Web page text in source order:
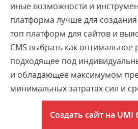
иные возможности и
платформа лучше для создания
топ платформ для сайтов и
CMS выбрать как оптимальное
подходящее под
и обладающее максимумом
минимальных затратах сил и
Создать сайт на UMI